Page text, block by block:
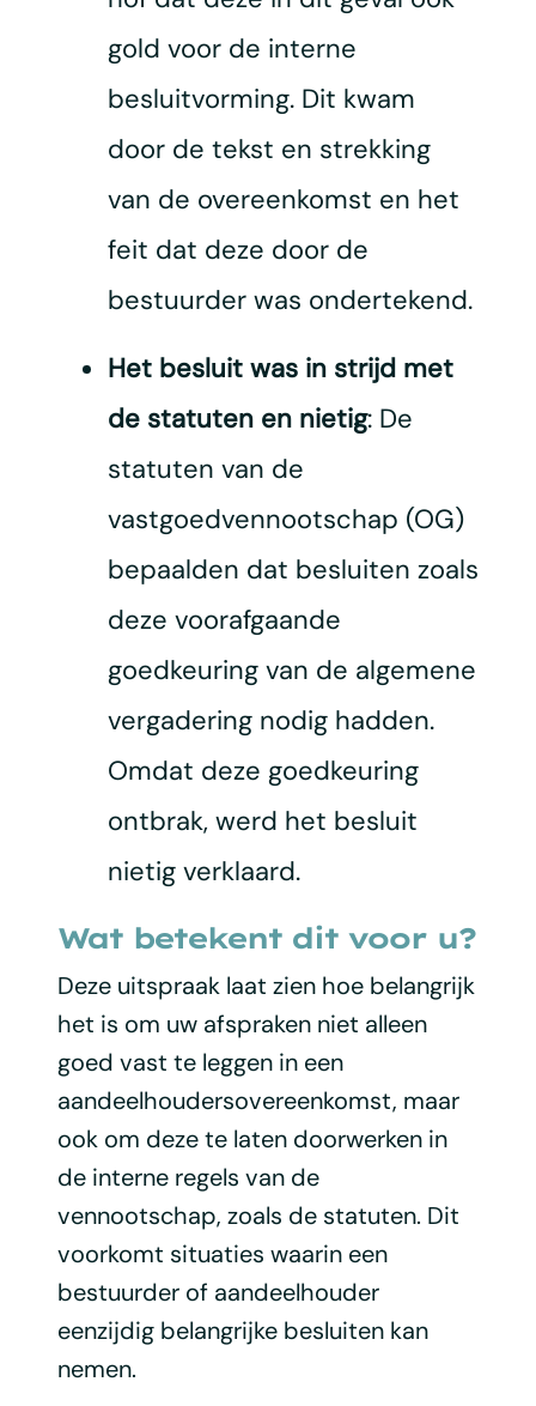
gold voor de interne
besluitvorming. Dit kwam
door de tekst en strekking
van de overeenkomst en het
feit dat deze door de
bestuurder was ondertekend.
Het besluit was in strijd met
de statuten en nietig: De
statuten van de
vastgoedvennootschap (OG)
bepaalden dat besluiten zoals
deze voorafgaande
goedkeuring van de algemene
vergadering nodig hadden.
Omdat deze goedkeuring
ontbrak, werd het besluit
nietig verklaard.
Wat betekent dit voor u?
Deze uitspraak laat zien hoe belangrijk
het is om uw afspraken niet alleen
goed vast te leggen in een
aandeelhoudersovereenkomst, maar
ook om deze te laten doorwerken in
de interne regels van de
vennootschap, zoals de statuten. Dit
voorkomt situaties waarin een
bestuurder of aandeelhouder
eenzijdig belangrijke besluiten kan
nemen.